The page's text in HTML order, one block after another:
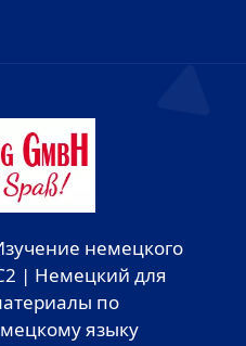
немецкого
| Немецкий для
по
языку